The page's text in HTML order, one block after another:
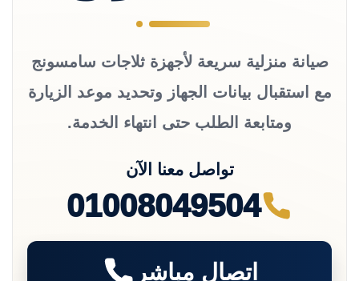
صيانة منزلية سريعة لأجهزة ثلاجات سامسونج
مع استقبال بيانات الجهاز وتحديد موعد الزيارة
ومتابعة الطلب حتى انتهاء الخدمة.
تواصل معنا الآن
01008049504
اتصال مباشر